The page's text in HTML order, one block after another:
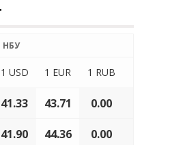
НБУ
1 USD 1 EUR 1 RUB
41.33 43.71 0.00
41.90 44.36 0.00